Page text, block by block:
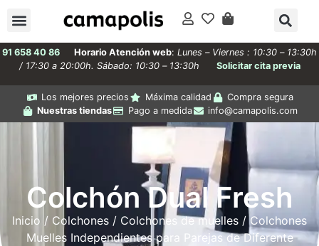
91 658 40 86 Horario Atención web: Lunes – Viernes : 10:30 – 13:30h
/ 17:30 a 20:00h. Sábado: 10:30 – 13:30h
Solicitar cita previa
Los mejores precios Máxima calidad
Compra segura
Nuestras tiendas
Pago a medida info@camapolis.com
Colchón Dual Fresh
Inicio / Colchones / Colchones de muelles /Colchones
Muelles Independientes para Parejas de Diferente